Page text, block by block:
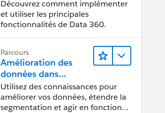
Découvrez comment implémenter
et utiliser les principales
fonctionnalités de Data 360.
Parcours
Amélioration des
données dans
Data 360
Utilisez des connaissances pour
améliorer vos données, étendre la
segmentation et agir en fonction